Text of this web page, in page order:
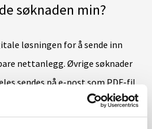
søknaden min?
løsningen for å sende inn
nettanlegg. Øvrige søknader
sendes på e-post som PDF-fil
o
ppdatert oversikt over hvilke
inn via Altinn, og hvilke søknader